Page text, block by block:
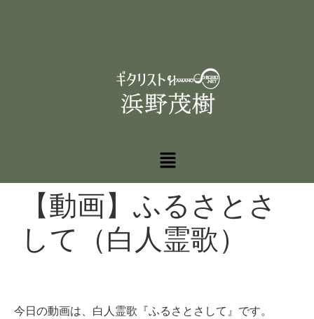
【動画】ふるさとさ
して（白人霊歌）
今日の動画は、白人霊歌『ふるさとさして』です。